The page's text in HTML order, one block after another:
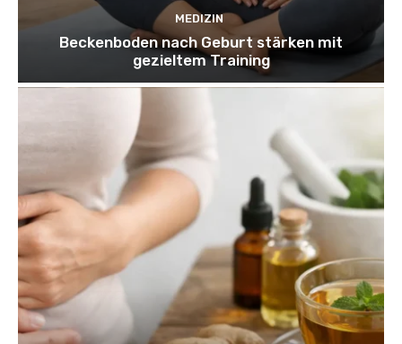
MEDIZIN
Beckenboden nach Geburt stärken mit
gezieltem Training